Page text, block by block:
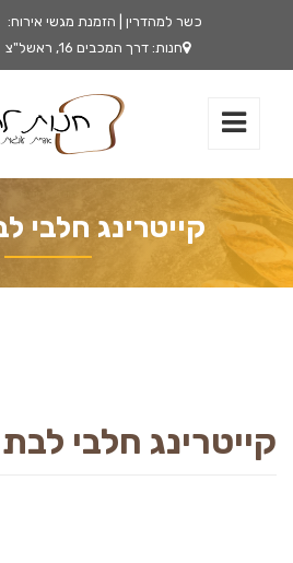
כשר למהדרין | הזמנת מגשי אירוח:
חנות: דרך המכבים 16, ראשל"צ
קייטרינג חלבי
קייטרינג חלבי